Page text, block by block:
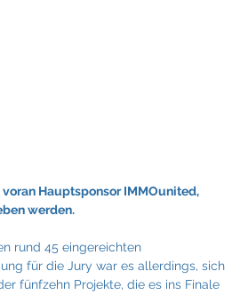
Hauptsponsor IMMOunited,
werden.
rund 45 eingereichten
für die Jury war es allerdings, sich
fünfzehn Projekte, die es ins Finale